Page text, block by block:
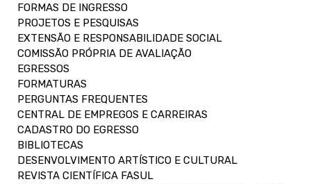
FORMAS DE INGRESSO
PROJETOS E PESQUISAS
EXTENSÃO E RESPONSABILIDADE SOCIAL
COMISSÃO PRÓPRIA DE AVALIAÇÃO
EGRESSOS
FORMATURAS
PERGUNTAS FREQUENTES
CENTRAL DE EMPREGOS E CARREIRAS
CADASTRO DO EGRESSO
BIBLIOTECAS
DESENVOLVIMENTO ARTÍSTICO E CULTURAL
REVISTA CIENTÍFICA FASUL